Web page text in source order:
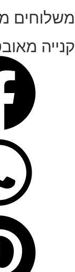
משלוחים
קנייה